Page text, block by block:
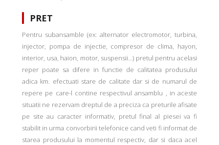
PRET
Pentru subansamble (ex: alternator electromotor, turbina,
injector, pompa de injectie, compresor de clima, hayon,
interior, usa, haion, motor, suspensii...) pretul pentru acelasi
reper poate sa difere in functie de calitatea produsului
adica km. efectuati stare de calitate dar si de numarul de
repere pe care-l contine respectivul ansamblu , in aceste
situatii ne rezervam dreptul de a preciza ca preturile afisate
pe site au caracter informativ, pretul final al piesei va fi
stabilit in urma convorbirii telefonice cand veti fi informat de
starea produsului la momentul respectiv, dar si daca acel